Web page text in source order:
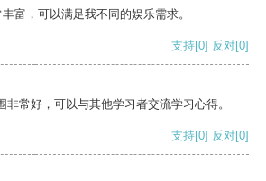
富，可以满足我不同的娱乐需求。
支持[0] 反对[0]
常好，可以与其他学习者交流学习心得。
支持[0] 反对[0]